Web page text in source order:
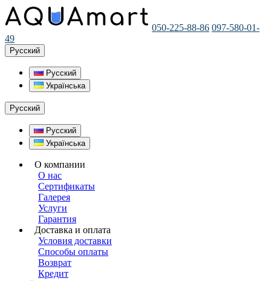
050-225-88-86 097-580-01-
49
Русский
Русский
Українська
Русский
Русский
Українська
О компании
О нас
Сертификаты
Галерея
Услуги
Гарантия
Доставка и оплата
Условия доставки
Способы оплаты
Возврат
Кредит